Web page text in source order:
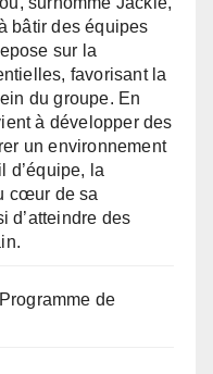
bâtir des équipes
sur la
favorisant la
du groupe. En
à développer des
un environnement
d’équipe, la
cœur de sa
d’atteindre des
de